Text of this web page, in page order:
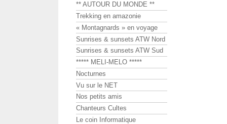
** AUTOUR DU MONDE **
Trekking en amazonie
« Montagnards » en voyage
Sunrises & sunsets ATW Nord
Sunrises & sunsets ATW Sud
***** MELI-MELO *****
Nocturnes
Vu sur le NET
Nos petits amis
Chanteurs Cultes
Le coin Informatique